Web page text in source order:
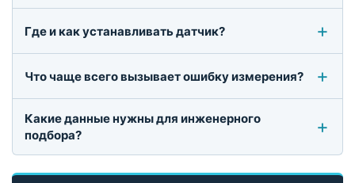
Где и как устанавливать датчик?
Что чаще всего вызывает ошибку измерения?
Какие данные нужны для инженерного
подбора?